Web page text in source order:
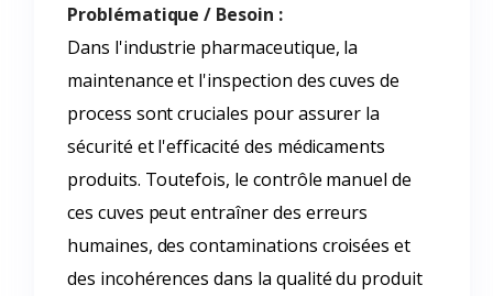
Problématique / Besoin :
Dans l'industrie pharmaceutique, la
maintenance et l'inspection des cuves de
process sont cruciales pour assurer la
sécurité et l'efficacité des médicaments
produits. Toutefois, le contrôle manuel de
ces cuves peut entraîner des erreurs
humaines, des contaminations croisées et
des incohérences dans la qualité du produit